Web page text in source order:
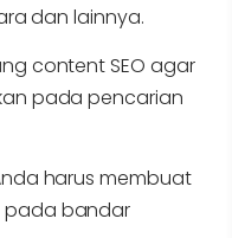
dan lainnya.
content SEO agar
pada pencarian
harus membuat
pada bandar